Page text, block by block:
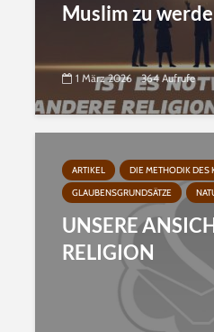
Muslim zu
1 März 2026 364 Aufrufe
ARTIKEL
DIE METHODIK DES
GLAUBENSGRUNDSÄTZE
UNSERE
RELIGION